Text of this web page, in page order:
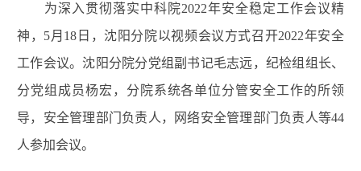
为深入贯彻落实中科院2022年安全稳定工作会议精
神，5月18日，沈阳分院以视频会议方式召开2022年安全
工作会议。沈阳分院分党组副书记毛志远，纪检组组长、
分党组成员杨宏，分院系统各单位分管安全工作的所领
导，安全管理部门负责人，网络安全管理部门负责人等44
人参加会议。